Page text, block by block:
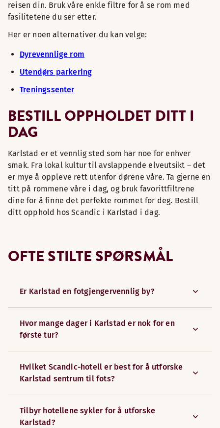
reisen din. Bruk våre enkle filtre for å se rom med
fasilitetene du ser etter.
Her er noen alternativer du kan velge:
Dyrevennlige rom
Utendørs parkering
Treningssenter
BESTILL OPPHOLDET DITT I
DAG
Karlstad er et vennlig sted som har noe for enhver
smak. Fra lokal kultur til avslappende elveutsikt – det
er mye å oppleve rett utenfor dørene våre. Ta gjerne en
titt på rommene våre i dag, og bruk favorittfiltrene
dine for å finne det perfekte rommet for deg. Bestill
ditt opphold hos Scandic i Karlstad i dag.
OFTE STILTE SPØRSMÅL
Er Karlstad en fotgjengervennlig by?
Hvor mange dager i Karlstad er nok for en
første tur?
Hvilket Scandic-hotell er best for å utforske
Karlstad sentrum til fots?
Tilbyr hotellene sykler for å utforske
Karlstad?